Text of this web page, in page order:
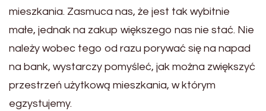
mieszkania. Zasmuca nas, że jest tak wybitnie
małe, jednak na zakup większego nas nie stać. Nie
należy wobec tego od razu porywać się na napad
na bank, wystarczy pomyśleć, jak można zwiększyć
przestrzeń użytkową mieszkania, w którym
egzystujemy.